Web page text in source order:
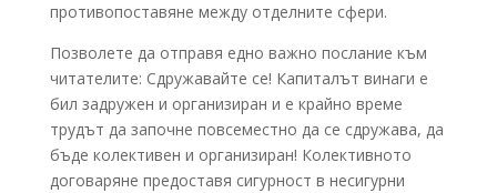
противопоставяне между отделните сфери.
Позволете да отправя едно важно послание към
читателите: Сдружавайте се! Капиталът винаги е
бил задружен и организиран и е крайно време
трудът да започне повсеместно да се сдружава, да
бъде колективен и организиран! Колективното
договаряне предоставя сигурност в несигурни